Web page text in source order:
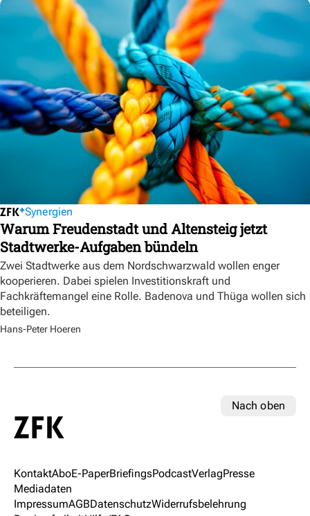
Synergien
Warum Freudenstadt und Altensteig jetzt
Stadtwerke-Aufgaben bündeln
Zwei Stadtwerke aus dem Nordschwarzwald wollen enger
kooperieren. Dabei spielen Investitionskraft und
Fachkräftemangel eine Rolle. Badenova und Thüga wollen sich
beteiligen.
Hans-Peter Hoeren
Nach oben
KontaktAboE-PaperBriefingsPodcastVerlagPresse
Mediadaten
ImpressumAGBDatenschutzWiderrufsbelehrung